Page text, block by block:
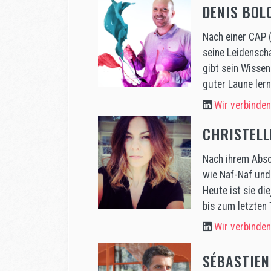
DENIS
Nach einer
seine
gibt sein
guter Laune
Wir
Nach ihrem
wie Naf-Naf
Heute ist sie
bis zum letzten
Wir